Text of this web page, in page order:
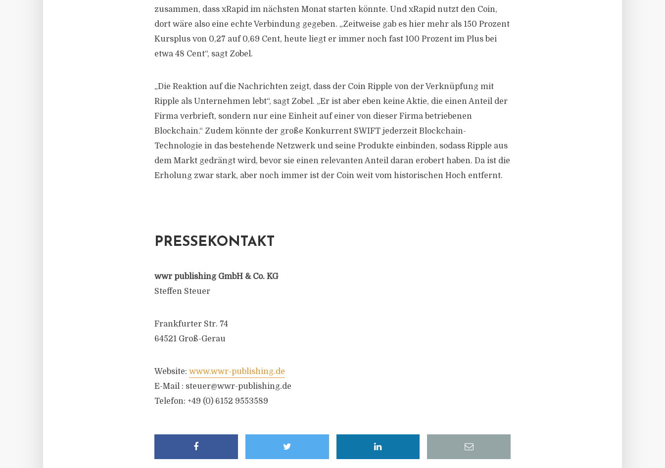
zusammen, dass xRapid im nächsten Monat starten könnte. Und xRapid nutzt den Coin,
dort wäre also eine echte Verbindung gegeben. „Zeitweise gab es hier mehr als 150 Prozent
Kursplus von 0,27 auf 0,69 Cent, heute liegt er immer noch fast 100 Prozent im Plus bei
etwa 48 Cent“, sagt Zobel.
„Die Reaktion auf die Nachrichten zeigt, dass der Coin Ripple von der Verknüpfung mit
Ripple als Unternehmen lebt“, sagt Zobel. „Er ist aber eben keine Aktie, die einen Anteil der
Firma verbrieft, sondern nur eine Einheit auf einer von dieser Firma betriebenen
Blockchain.“ Zudem könnte der große Konkurrent SWIFT jederzeit Blockchain-
Technologie in das bestehende Netzwerk und seine Produkte einbinden, sodass Ripple aus
dem Markt gedrängt wird, bevor sie einen relevanten Anteil daran erobert haben. Da ist die
Erholung zwar stark, aber noch immer ist der Coin weit vom historischen Hoch entfernt.
PRESSEKONTAKT
wwr publishing GmbH & Co. KG
Steffen Steuer
Frankfurter Str. 74
64521 Groß-Gerau
Website: www.wwr-publishing.de
E-Mail : steuer@wwr-publishing.de
Telefon: +49 (0) 6152 9553589